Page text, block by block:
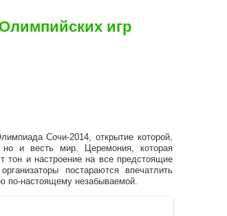
игр
Сочи-2014, открытие которой,
но и весть мир. Церемония, которая
тон и настроение на все предстоящие
постараются впечатлить
по-настоящему незабываемой.